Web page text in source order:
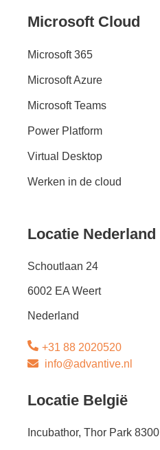
Microsoft Cloud
Microsoft 365
Microsoft Azure
Microsoft Teams
Power Platform
Virtual Desktop
Werken in de cloud
Locatie Nederland
Schoutlaan 24
6002 EA Weert
Nederland
+31 88 2020520
info@advantive.nl
Locatie België
Incubathor, Thor Park 8300